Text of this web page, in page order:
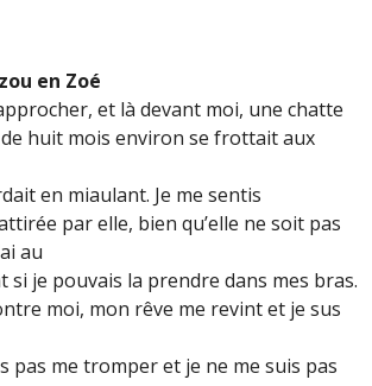
en Zoé
et là devant moi, une chatte
huit mois environ se frottait aux
en miaulant. Je me sentis
par elle, bien qu’elle ne soit pas
au
si je pouvais la prendre dans mes bras.
moi, mon rêve me revint et je sus
pas me tromper et je ne me suis pas